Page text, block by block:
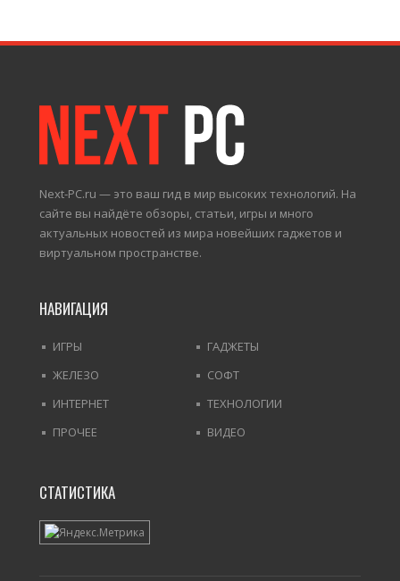
Next-PC.ru — это ваш гид в мир высоких технологий. На
сайте вы найдёте обзоры, статьи, игры и много
актуальных новостей из мира новейших гаджетов и
виртуальном пространстве.
НАВИГАЦИЯ
ИГРЫ
ГАДЖЕТЫ
ЖЕЛЕЗО
СОФТ
ИНТЕРНЕТ
ТЕХНОЛОГИИ
ПРОЧЕЕ
ВИДЕО
СТАТИСТИКА